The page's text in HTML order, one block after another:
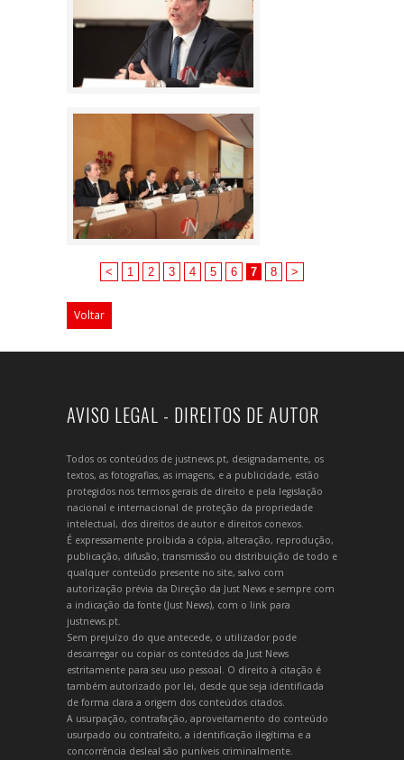
< 1 2 3 4 5 6 7 8 >
Voltar
AVISO LEGAL - DIREITOS DE AUTOR
Todos os conteúdos de justnews.pt, designadamente, os
textos, as fotografias, as imagens, e a publicidade, estão
protegidos nos termos gerais de direito e pela legislação
nacional e internacional de proteção da propriedade
intelectual, dos direitos de autor e direitos conexos.
É expressamente proibida a cópia, alteração, reprodução,
publicação, difusão, transmissão ou distribuição de todo e
qualquer conteúdo presente no site, salvo com
autorização prévia da Direção da Just News e sempre com
a indicação da fonte (Just News), com o link para
justnews.pt.
Sem prejuízo do que antecede, o utilizador pode
descarregar ou copiar os conteúdos da Just News
estritamente para seu uso pessoal. O direito à citação é
também autorizado por lei, desde que seja identificada
de forma clara a origem dos conteúdos citados.
A usurpação, contrafação, aproveitamento do conteúdo
usurpado ou contrafeito, a identificação ilegítima e a
concorrência desleal são puníveis criminalmente.